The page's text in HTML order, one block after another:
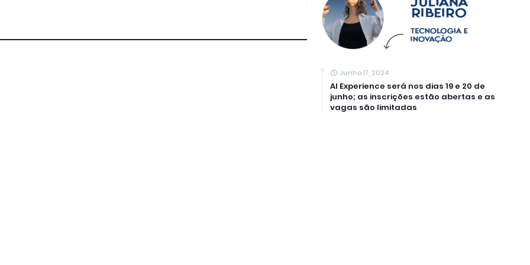
Junho 17, 2024
AI Experience será nos dias 19 e 20 de
junho; as inscrições estão abertas e as
vagas são limitadas